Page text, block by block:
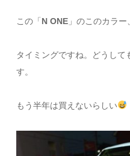
この「 N ONE 」のこのカラ
タイミングですね。どうし
す。
もう半年は買えないらしい